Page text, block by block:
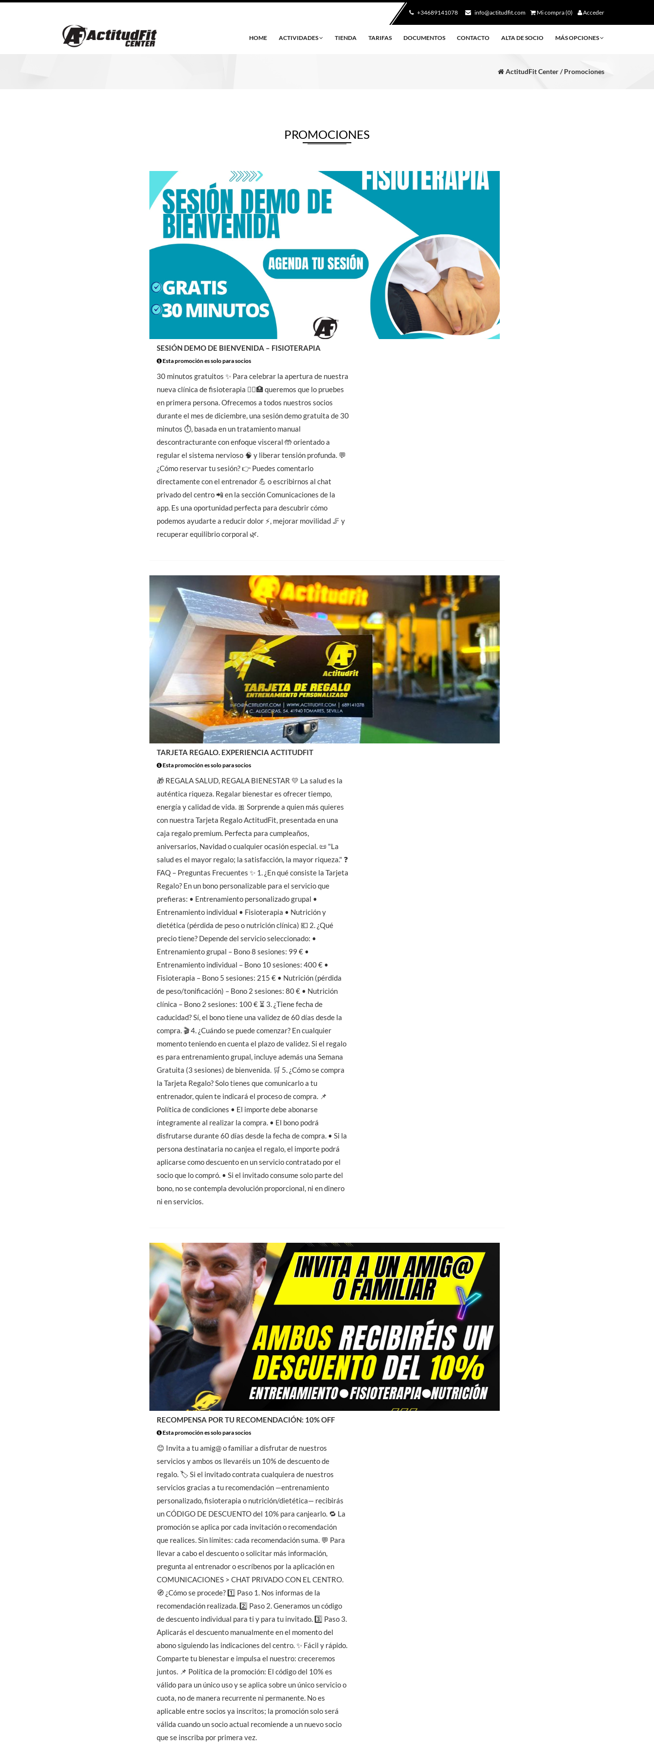
+34689141078 info@actitudfit.com Mi compra (0) Acceder
HOME ACTIVIDADES TIENDA TARIFAS DOCUMENTOS CONTACTO ALTA DE SOCIO MÁS OPCIONES
ActitudFit Center / Promociones
PROMOCIONES
SESIÓN DEMO DE BIENVENIDA – FISIOTERAPIA
Esta promoción es solo para socios
30 minutos gratuitos ✨ Para celebrar la apertura de nuestra
nueva clínica de fisioterapia 💆‍♂️🏥 queremos que lo pruebes
en primera persona. Ofrecemos a todos nuestros socios
durante el mes de diciembre, una sesión demo gratuita de 30
minutos ⏱️, basada en un tratamiento manual
descontracturante con enfoque visceral 🤲 orientado a
regular el sistema nervioso 🧠 y liberar tensión profunda. 💬
¿Cómo reservar tu sesión? 👉 Puedes comentarlo
directamente con el entrenador 💪 o escribirnos al chat
privado del centro 📲 en la sección Comunicaciones de la
app. Es una oportunidad perfecta para descubrir cómo
podemos ayudarte a reducir dolor ⚡, mejorar movilidad 🦵 y
recuperar equilibrio corporal 🌿.
TARJETA REGALO. EXPERIENCIA ACTITUDFIT
Esta promoción es solo para socios
🎁 REGALA SALUD, REGALA BIENESTAR 💛 La salud es la
auténtica riqueza. Regalar bienestar es ofrecer tiempo,
energía y calidad de vida. 🎀 Sorprende a quien más quieres
con nuestra Tarjeta Regalo ActitudFit, presentada en una
caja regalo premium. Perfecta para cumpleaños,
aniversarios, Navidad o cualquier ocasión especial. 📜 "La
salud es el mayor regalo; la satisfacción, la mayor riqueza." ❓
FAQ – Preguntas Frecuentes ✨ 1. ¿En qué consiste la Tarjeta
Regalo? En un bono personalizable para el servicio que
prefieras: • Entrenamiento personalizado grupal •
Entrenamiento individual • Fisioterapia • Nutrición y
dietética (pérdida de peso o nutrición clínica) 💶 2. ¿Qué
precio tiene? Depende del servicio seleccionado: •
Entrenamiento grupal – Bono 8 sesiones: 99 € •
Entrenamiento individual – Bono 10 sesiones: 400 € •
Fisioterapia – Bono 5 sesiones: 215 € • Nutrición (pérdida
de peso/tonificación) – Bono 2 sesiones: 80 € • Nutrición
clínica – Bono 2 sesiones: 100 € ⏳ 3. ¿Tiene fecha de
caducidad? Sí, el bono tiene una validez de 60 días desde la
compra. 🎬 4. ¿Cuándo se puede comenzar? En cualquier
momento teniendo en cuenta el plazo de validez. Si el regalo
es para entrenamiento grupal, incluye además una Semana
Gratuita (3 sesiones) de bienvenida. 🛒 5. ¿Cómo se compra
la Tarjeta Regalo? Solo tienes que comunicarlo a tu
entrenador, quien te indicará el proceso de compra. 📌
Política de condiciones • El importe debe abonarse
íntegramente al realizar la compra. • El bono podrá
disfrutarse durante 60 días desde la fecha de compra. • Si la
persona destinataria no canjea el regalo, el importe podrá
aplicarse como descuento en un servicio contratado por el
socio que lo compró. • Si el invitado consume solo parte del
bono, no se contempla devolución proporcional, ni en dinero
ni en servicios.
RECOMPENSA POR TU RECOMENDACIÓN: 10% OFF
Esta promoción es solo para socios
😊 Invita a tu amig@ o familiar a disfrutar de nuestros
servicios y ambos os llevaréis un 10% de descuento de
regalo. 🏷️ Si el invitado contrata cualquiera de nuestros
servicios gracias a tu recomendación —entrenamiento
personalizado, fisioterapia o nutrición/dietética— recibirás
un CÓDIGO DE DESCUENTO del 10% para canjearlo. 🔁 La
promoción se aplica por cada invitación o recomendación
que realices. Sin límites: cada recomendación suma. 💬 Para
llevar a cabo el descuento o solicitar más información,
pregunta al entrenador o escríbenos por la aplicación en
COMUNICACIONES > CHAT PRIVADO CON EL CENTRO.
🧭 ¿Cómo se procede? 1️⃣ Paso 1. Nos informas de la
recomendación realizada. 2️⃣ Paso 2. Generamos un código
de descuento individual para ti y para tu invitado. 3️⃣ Paso 3.
Aplicarás el descuento manualmente en el momento del
abono siguiendo las indicaciones del centro. ✨ Fácil y rápido.
Comparte tu bienestar e impulsa el nuestro: creceremos
juntos. 📌 Política de la promoción: El código del 10% es
válido para un único uso y se aplica sobre un único servicio o
cuota, no de manera recurrente ni permanente. No es
aplicable entre socios ya inscritos; la promoción solo será
válida cuando un socio actual recomiende a un nuevo socio
que se inscriba por primera vez.